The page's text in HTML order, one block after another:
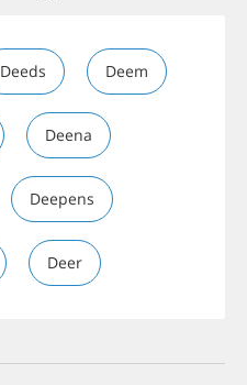
Deeds Deem
Deena
Deepens
Deer